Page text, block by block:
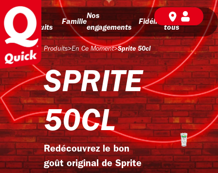
Nos
produits
Famille
Nos
engagements
Fidélité
BD pour
tous
Produits>En Ce Moment>Sprite 50cl
SPRITE
50CL
Redécouvrez le bon
goût original de Sprite